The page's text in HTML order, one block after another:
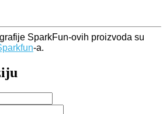
SparkFun-ovih proizvoda su
-a.